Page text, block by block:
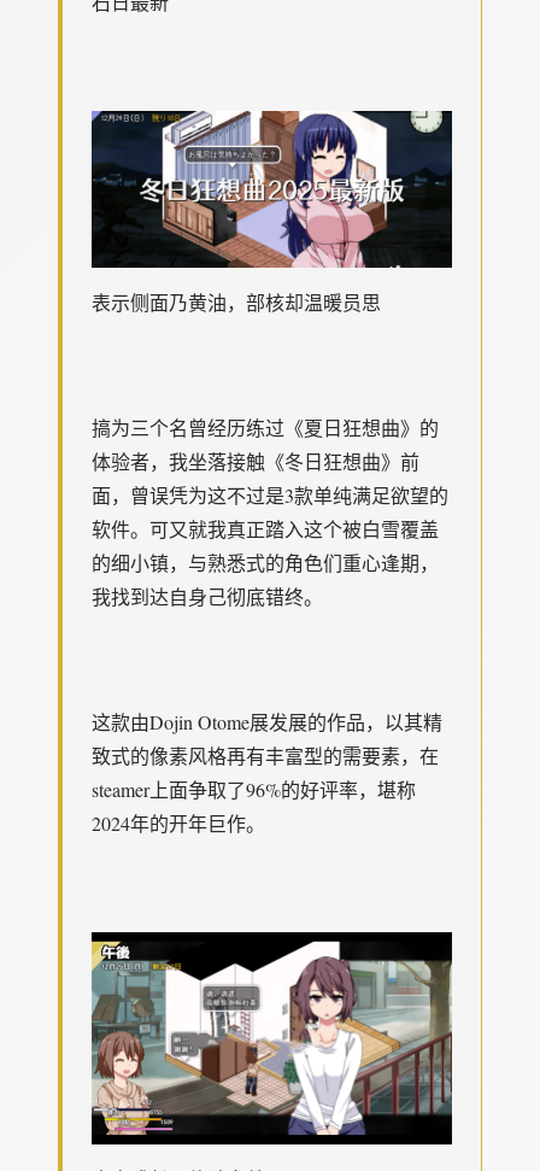
表示侧面乃黄油，部核却温暖员思
搞为三个名曾经历练过《夏日狂想曲》的
体验者，我坐落接触《冬日狂想曲》前
面，曾误凭为这不过是3款​​单纯满足欲望的
软件​​。可又就我真正踏入这个被白雪覆盖
的细小镇，与熟悉式的角色们重心逢期，
我找到达自身己彻底错终。
这款由Dojin Otome展发展的作品，以其精
致式的像素风格再有丰富型的需要素，在
steamer上面争取了​​96%的好评率​​，堪称
2024年的开年巨作。